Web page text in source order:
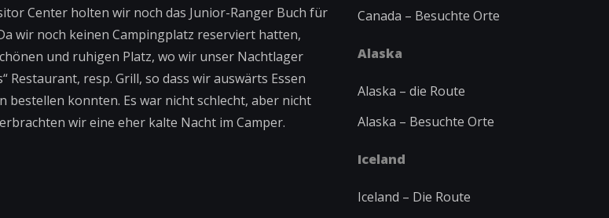
Center holten wir noch das Junior-Ranger Buch für
wir noch keinen Campingplatz reserviert hatten,
und ruhigen Platz, wo wir unser Nachtlager
resp. Grill, so dass wir auswärts Essen
bestellen konnten. Es war nicht schlecht, aber nicht
wir eine eher kalte Nacht im Camper.
Canada – Besuchte Orte
Alaska
Alaska – die Route
Alaska – Besuchte Orte
Iceland
Iceland – Die Route